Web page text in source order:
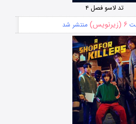
تد لاسو فصل ۴
۶ (زیرنویس) منتشر شد